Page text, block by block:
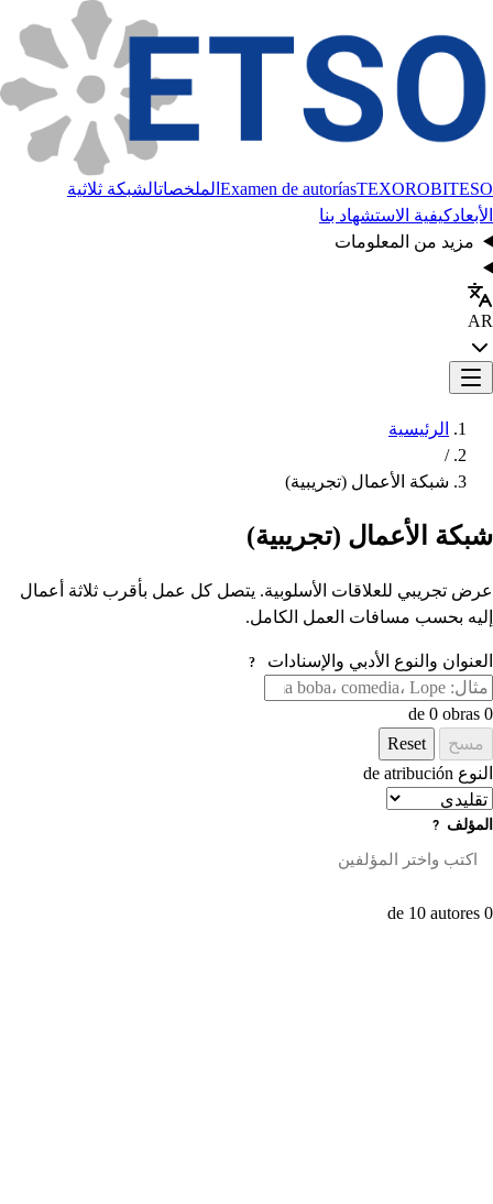
Examen de autoríasTEXOROBITESO الملخصاتالشبكة ثلاثية
الأبعادكيفية الاستشهاد بنا
مزيد من المعلومات
AR
الرئيسية
/
شبكة الأعمال (تجريبية)
شبكة الأعمال (تجريبية)
عرض تجريبي للعلاقات الأسلوبية. يتصل كل عمل بأقرب ثلاثة أعمال
إليه بحسب مسافات العمل الكامل.
العنوان والنوع الأدبي والإسنادات ?
0
مسح
Reset
النوع de atribución
المؤلف ?
0 de 10 autores